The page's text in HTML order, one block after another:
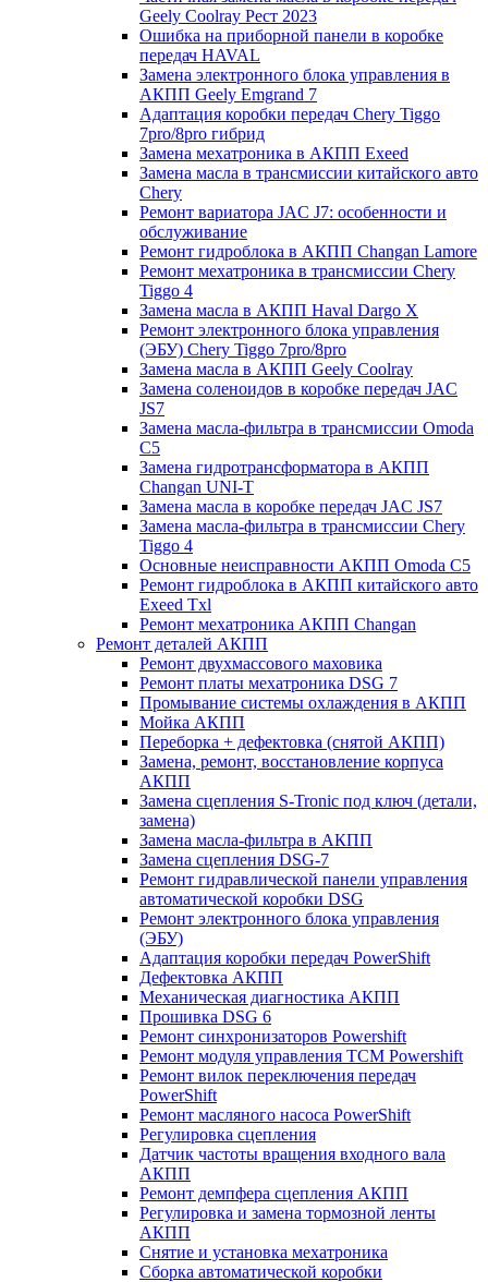
Geely Coolray Pест 2023
Ошибка на приборной панели в коробке
передач HAVAL
Замена электронного блока управления в
АКПП Geely Emgrand 7
Адаптация коробки передач Chery Tiggo
7pro/8pro гибрид
Замена мехатроника в АКПП Exeed
Замена масла в трансмиссии китайского авто
Chery
Ремонт вариатора JAC J7: особенности и
обслуживание
Ремонт гидроблока в АКПП Changan Lamore
Ремонт мехатроника в трансмиссии Chery
Tiggo 4
Замена масла в АКПП Haval Dargo X
Ремонт электронного блока управления
(ЭБУ) Chery Tiggo 7pro/8pro
Замена масла в АКПП Geely Coolray
Замена соленоидов в коробке передач JAC
JS7
Замена масла-фильтра в трансмиссии Omoda
C5
Замена гидротрансформатора в АКПП
Changan UNI-T
Замена масла в коробке передач JAC JS7
Замена масла-фильтра в трансмиссии Chery
Tiggo 4
Основные неисправности АКПП Omoda C5
Ремонт гидроблока в АКПП китайского авто
Exeed Txl
Ремонт мехатроника АКПП Changan
Ремонт деталей АКПП
Ремонт двухмассового маховика
Ремонт платы мехатроника DSG 7
Промывание системы охлаждения в АКПП
Мойка АКПП
Переборка + дефектовка (снятой АКПП)
Замена, ремонт, восстановление корпуса
АКПП
Замена сцепления S-Tronic под ключ (детали,
замена)
Замена масла-фильтра в АКПП
Замена сцепления DSG-7
Ремонт гидравлической панели управления
автоматической коробки DSG
Ремонт электронного блока управления
(ЭБУ)
Адаптация коробки передач PowerShift
Дефектовка АКПП
Механическая диагностика АКПП
Прошивка DSG 6
Ремонт синхронизаторов Powershift
Ремонт модуля управления TCM Powershift
Ремонт вилок переключения передач
PowerShift
Ремонт масляного насоса PowerShift
Регулировка сцепления
Датчик частоты вращения входного вала
АКПП
Ремонт демпфера сцепления АКПП
Регулировка и замена тормозной ленты
АКПП
Снятие и установка мехатроника
Сборка автоматической коробки